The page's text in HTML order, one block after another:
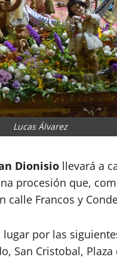
Lucas Álvarez
Dionisio llevará a
procesión que,
calle Francos y
por las
San Cristobal,